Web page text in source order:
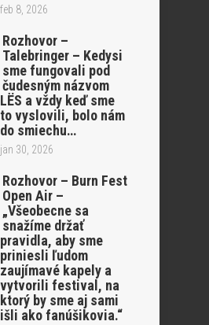
feb 8, 2026
Rozhovor –
Talebringer – Kedysi
sme fungovali pod
čudesným názvom
LËS a vždy keď sme
to vyslovili, bolo nám
do smiechu…
jan 30, 2026
Rozhovor – Burn Fest
Open Air –
„Všeobecne sa
snažíme držať
pravidla, aby sme
priniesli ľudom
zaujímavé kapely a
vytvorili festival, na
ktorý by sme aj sami
išli ako fanúšikovia.“